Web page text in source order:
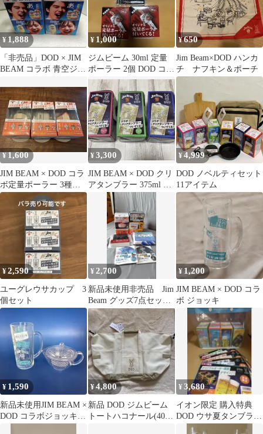
¥ 1,888
「非売品」DOD × JIM
BEAM コラボ 青空ジョ
ト
¥ 1,000
ジムビーム 30ml 定量
ポーラー 2個 DOD コー
スター 2枚セットブラ
ック
¥650
Jim Beam×DOD ハンカ
チ ナフキン＆ポーチ
¥1,600
JIM BEAM × DOD コラ
ボ定量ポーラー 3種セ
ット
¥3,300
JIM BEAM × DOD クリ
アタンブラー 375ml 3
色セット
¥4,999
DOD ノベルティセット
11アイテム
¥2,590
ユーグレウサカップ 3
個セット
¥ 2,700
新品未使用非売品 Jim
Beam グッズ7点セッ
ト！コレクターアイテ
ム
¥1,200
JIM BEAM × DOD コラ
ボ ジョッキ
¥ 1,590
新品未使用JIM BEAM ×
DOD コラボジョッキ
¥4,800
新品 DOD ジムビーム
トートハコナール(40)
¥3,680
イオン限定 購入特典
DOD ウサ夏タンブラー
全4種×2 等 計10点 未開